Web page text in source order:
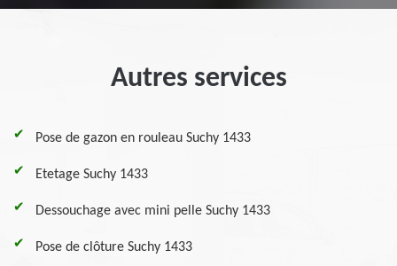
Autres services
Pose de gazon en rouleau Suchy 1433
Etetage Suchy 1433
Dessouchage avec mini pelle Suchy 1433
Pose de clôture Suchy 1433